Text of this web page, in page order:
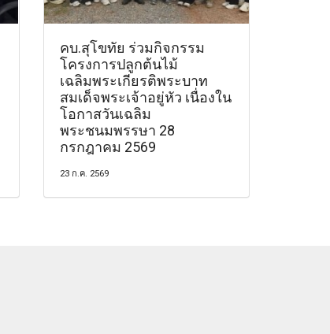
คบ.สุโขทัย ร่วมกิจกรรม
โครงการปลูกต้นไม้
เฉลิมพระเกียรติพระบาท
สมเด็จพระเจ้าอยู่หัว เนื่องใน
โอกาสวันเฉลิม
พระชนมพรรษา 28
กรกฎาคม 2569
23 ก.ค. 2569